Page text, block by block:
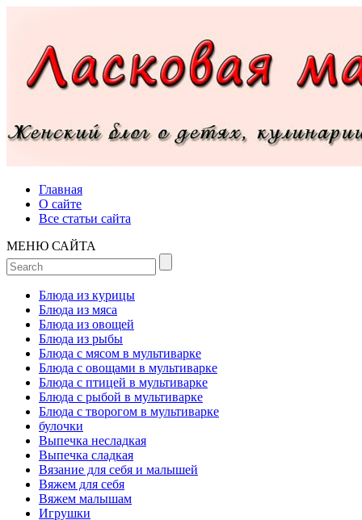
Главная
О сайте
Все статьи сайта
МЕНЮ САЙТА
Блюда из курицы
Блюда из мяса
Блюда из овощей
Блюда из рыбы
Блюда с мясом в мультиварке
Блюда с овощами в мультиварке
Блюда с птицей в мультиварке
Блюда с рыбой в мультиварке
Блюда с творогом в мультиварке
булочки
Выпечка несладкая
Выпечка сладкая
Вязание для себя и малышей
Вяжем для себя
Вяжем малышам
Игрушки